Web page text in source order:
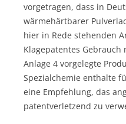
vorgetragen, dass in
wärmehärtbarer
hier in Rede stehenden
Klagepatentes Gebrauch
Anlage 4 vorgelegte
Spezialchemie enthalte
eine Empfehlung, das
patentverletzend zu